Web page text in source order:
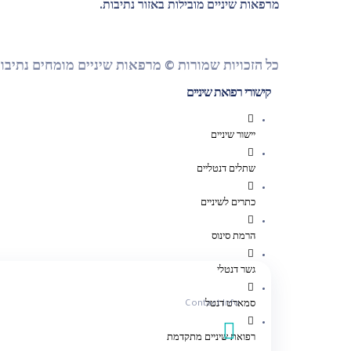
מרפאות שיניים מובילות באזור נתיבות.
כל הזכויות שמורות © מרפאות שיניים מומחים
קישורי רפואת שיניים
יישור שיניים
שתלים דנטליים
כתרים לשיניים
הרמת סינוס
גשר דנטלי
סמארט דנטל
רפואת שיניים מתקדמת
Contact Info